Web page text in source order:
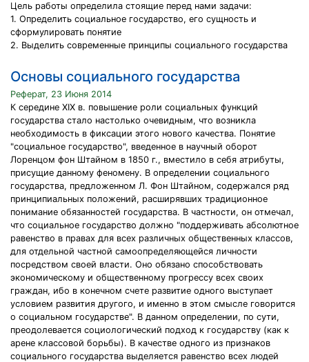
Цель работы определила стоящие перед нами задачи:
1. Определить социальное государство, его сущность и
сформулировать понятие
2. Выделить современные принципы социального государства
Основы социального государства
Реферат, 23 Июня 2014
К середине XIX в. повышение роли социальных функций
государства стало настолько очевидным, что возникла
необходимость в фиксации этого нового качества. Понятие
"социальное государство", введенное в научный оборот
Лоренцом фон Штайном в 1850 г., вместило в себя атрибуты,
присущие данному феномену. В определении социального
государства, предложенном Л. Фон Штайном, содержался ряд
принципиальных положений, расширявших традиционное
понимание обязанностей государства. В частности, он отмечал,
что социальное государство должно "поддерживать абсолютное
равенство в правах для всех различных общественных классов,
для отдельной частной самоопределяющейся личности
посредством своей власти. Оно обязано способствовать
экономическому и общественному прогрессу всех своих
граждан, ибо в конечном счете развитие одного выступает
условием развития другого, и именно в этом смысле говорится
о социальном государстве". В данном определении, по сути,
преодолевается социологический подход к государству (как к
арене классовой борьбы). В качестве одного из признаков
социального государства выделяется равенство всех людей